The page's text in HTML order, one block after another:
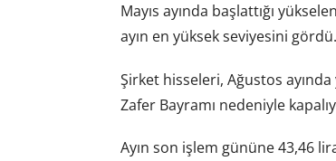
Mayıs ayında başlattığı
ayın en yüksek seviyesini gördü.
Şirket hisseleri, Ağustos
Zafer Bayramı nedeniyle
Ayın son işlem gününe 43,46